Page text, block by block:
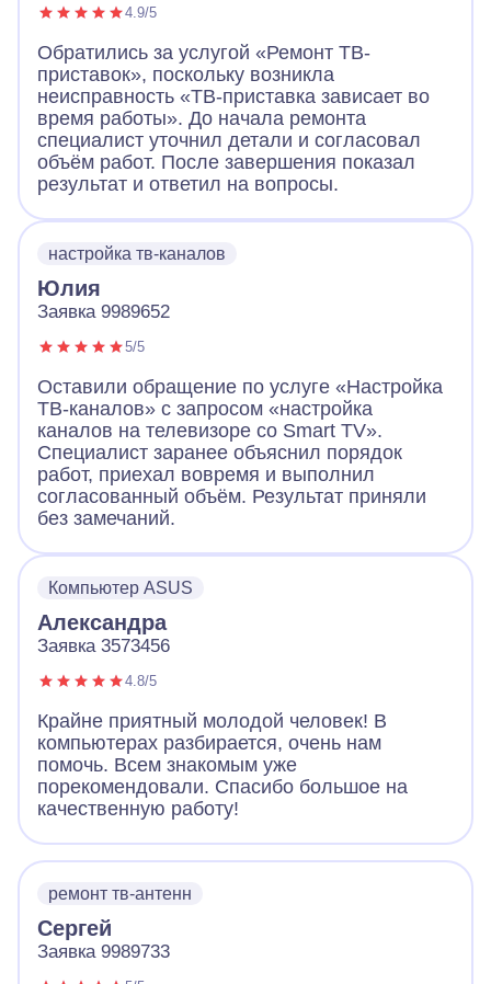
4.9/5
Обратились за услугой «Ремонт ТВ-
приставок», поскольку возникла
неисправность «ТВ-приставка зависает во
время работы». До начала ремонта
специалист уточнил детали и согласовал
объём работ. После завершения показал
результат и ответил на вопросы.
настройка тв-каналов
Юлия
Заявка 9989652
5/5
Оставили обращение по услуге «Настройка
ТВ-каналов» с запросом «настройка
каналов на телевизоре со Smart TV».
Специалист заранее объяснил порядок
работ, приехал вовремя и выполнил
согласованный объём. Результат приняли
без замечаний.
Компьютер ASUS
Александра
Заявка 3573456
4.8/5
Крайне приятный молодой человек! В
компьютерах разбирается, очень нам
помочь. Всем знакомым уже
порекомендовали. Спасибо большое на
качественную работу!
ремонт тв-антенн
Сергей
Заявка 9989733